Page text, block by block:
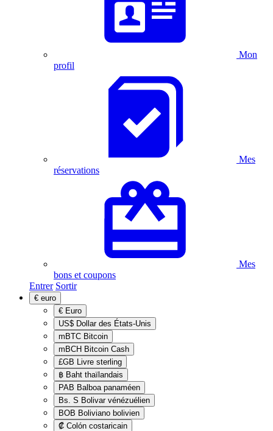
Mon
profil
Mes
réservations
Mes
bons et coupons
Entrer Sortir
€ euro
€ Euro
US$ Dollar des États-Unis
mBTC Bitcoin
mBCH Bitcoin Cash
£GB Livre sterling
฿ Baht thaïlandais
PAB Balboa panaméen
Bs. S Bolivar vénézuélien
BOB Boliviano bolivien
₡ Colón costaricain